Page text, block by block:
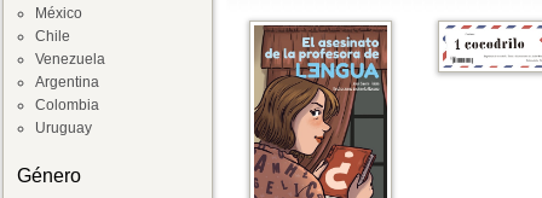
México
Chile
Venezuela
Argentina
Colombia
Uruguay
Género